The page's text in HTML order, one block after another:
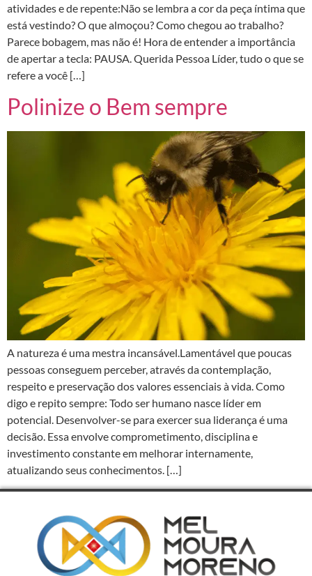
atividades e de repente:Não se lembra a cor da peça íntima que
está vestindo? O que almoçou? Como chegou ao trabalho?
Parece bobagem, mas não é! Hora de entender a importância
de apertar a tecla: PAUSA. Querida Pessoa Líder, tudo o que se
refere a você […]
Polinize o Bem sempre
A natureza é uma mestra incansável.Lamentável que poucas
pessoas conseguem perceber, através da contemplação,
respeito e preservação dos valores essenciais à vida. Como
digo e repito sempre: Todo ser humano nasce líder em
potencial. Desenvolver-se para exercer sua liderança é uma
decisão. Essa envolve comprometimento, disciplina e
investimento constante em melhorar internamente,
atualizando seus conhecimentos. […]